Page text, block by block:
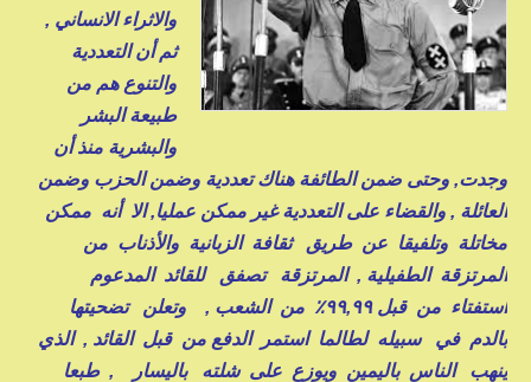
والاثراء الانساني ,
ثم أن التعددية
والتنوع هم من
طبيعة البشر
والبشرية منذ أن
وجدت, وحتى ضمن الطائفة هناك تعددية وضمن الحزب وضمن
العائلة , والقضاء على التعددية غير ممكن عمليا, الا أنه ممكن
مخاتلة وتلفيقا عن طريق ثقافة الزبانية والأذناب من
المرتزقة الطفيلية , المرتزقة تصفق للقائد المدعوم
استفتاء من قبل ٩٩,٩٩٪ من الشعب , وتعلن تضحيتها
بالدم في سبيله لطالما استمر الدفع من قبل القائد , الذي
ينهب الناس باليمين ويوزع على شلته باليسار , طبعا